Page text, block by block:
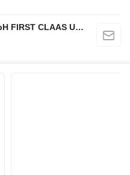
CLAAS Vertriebsgesellschaft mbH FIRST CLAAS USED Center